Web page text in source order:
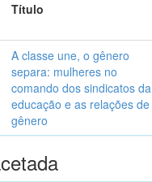
Título
A classe une, o gênero
separa: mulheres no
comando dos sindicatos da
educação e as relações de
gênero